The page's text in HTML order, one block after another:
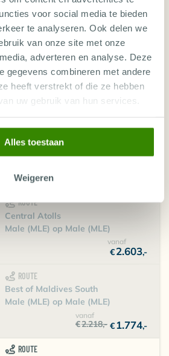
voor social media te bieden
te analyseren. Ook delen we
van onze site met onze
adverteren en analyse. Deze
gegevens combineren met andere
heeft verstrekt of die ze hebben
uw gebruik van hun services.
Alles toestaan
Weigeren
Male (MLE) op Male (MLE)
€2.930,-
€3.447,-
ROUTE
North incl. Hanifaru Bay
Male (MLE) op Male (MLE)
vanaf
2.864
€ 4.091 ,-
ROUTE
Central Atolls
Male (MLE) op Male (MLE)
ROUTE
Central Atolls
Male (MLE) op Male (MLE)
vanaf
€2.603,-
ROUTE
Best of Maldives South
Male (MLE) op Male (MLE)
vanaf
€ 1.774,-
€2.218,-
ROUTE